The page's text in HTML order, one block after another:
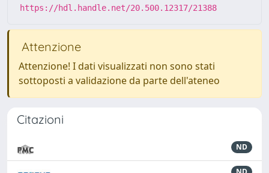
https://hdl.handle.net/20.500.12317/21388
Attenzione
Attenzione! I dati visualizzati non sono stati
sottoposti a validazione da parte dell'ateneo
Citazioni
ND